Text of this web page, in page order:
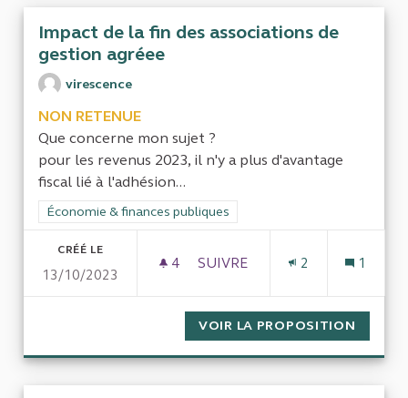
Impact de la fin des associations de
gestion agréee
virescence
NON RETENUE
Que concerne mon sujet ?
pour les revenus 2023, il n'y a plus d'avantage
fiscal lié à l'adhésion...
Filtrer les résultats de la catégorie : Économie & finances
Économie & finances publiques
CRÉÉ LE
13/10/2023
4 4 ABONNÉS
SUIVRE
2 1
VOIR LA PROPOSITION